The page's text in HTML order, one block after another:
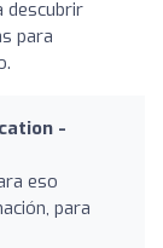
descubrir
para
-
eso
para